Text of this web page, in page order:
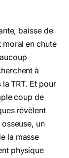
baisse de
moral en chute
à
TRT. Et pour
coup de
révèlent
un
la masse
physique